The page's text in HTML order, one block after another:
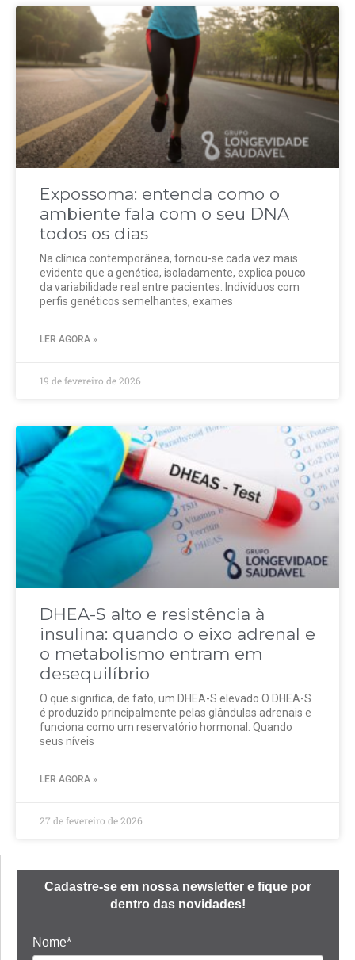
Expossoma: entenda como o
ambiente fala com o seu DNA
todos os dias
Na clínica contemporânea, tornou-se cada vez mais
evidente que a genética, isoladamente, explica pouco
da variabilidade real entre pacientes. Indivíduos com
perfis genéticos semelhantes, exames
LER AGORA »
19 de fevereiro de 2026
DHEA-S alto e resistência à
insulina: quando o eixo adrenal e
o metabolismo entram em
desequilíbrio
O que significa, de fato, um DHEA-S elevado O DHEA-S
é produzido principalmente pelas glândulas adrenais e
funciona como um reservatório hormonal. Quando
seus níveis
LER AGORA »
27 de fevereiro de 2026
Cadastre-se em nossa newsletter e fique por
dentro das novidades!
Nome*